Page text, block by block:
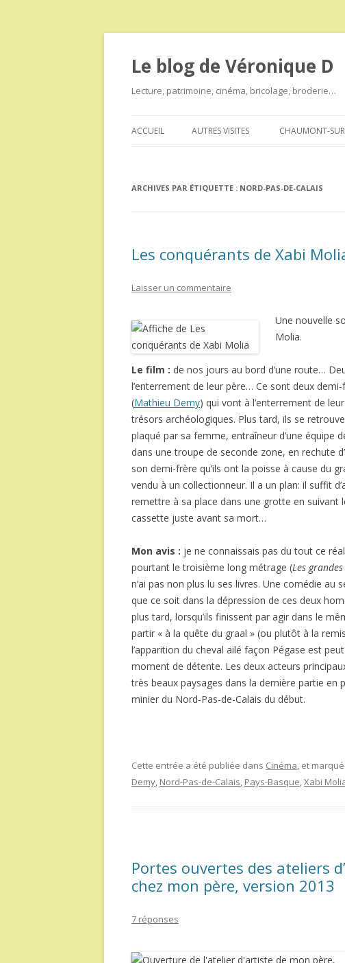
Le blog de Véronique D
Lecture, patrimoine, cinéma, bricolage, broderie…
ACCUEIL AUTRES VISITES CHAUMONT-
ARCHIVES PAR ÉTIQUETTE : NORD-PAS-DE-CALAIS
Les conquérants de Xabi
Laisser un commentaire
Une nouvelle
Molia.
Le film : de nos jours au bord d’une route…
l’enterrement de leur père… Ce sont deux
(Mathieu Demy) qui vont à l’enterrement de
trésors archéologiques. Plus tard, ils se
plaqué par sa femme, entraîneur d’une équipe
dans une troupe de seconde zone, en rechute
son demi-frère qu’ils ont la poisse à cause du
vendu à un collectionneur. Il a un plan: il suffit
remettre à sa place dans une grotte en suivant
cassette juste avant sa mort…
Mon avis : je ne connaissais pas du tout ce
pourtant le troisième long métrage (Les
n’ai pas non plus lu ses livres. Une comédie au
que ce soit dans la dépression de ces deux
plus tard, lorsqu’ils finissent par agir dans le
partir « à la quête du graal » (ou plutôt à la
l’apparition du cheval ailé façon Pégase est
moment de détente. Les deux acteurs
très beaux paysages dans la dernière partie en
minier du Nord-Pas-de-Calais du début.
Cette entrée a été publiée dans Cinéma, et
Demy, Nord-Pas-de-Calais, Pays-Basque,Xabi
Portes ouvertes des ateliers
chez mon père, version 2013
7 réponses